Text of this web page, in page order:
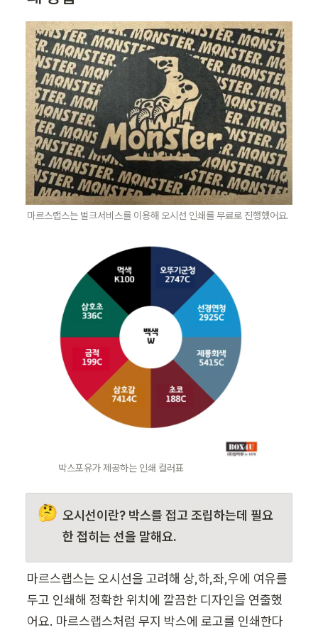
마르스랩스는 벌크서비스를 이용해 오시선 인쇄를 무료로 진행했어요.
박스포유가 제공하는 인쇄 컬러표
🤔 오시선이란? 박스를 접고 조립하는데 필요
한 접히는 선을 말해요.
마르스랩스는 오시선을 고려해 상,하,좌,우에 여유를
두고 인쇄해 정확한 위치에 깔끔한 디자인을 연출했
어요. 마르스랩스처럼 무지 박스에 로고를 인쇄한다